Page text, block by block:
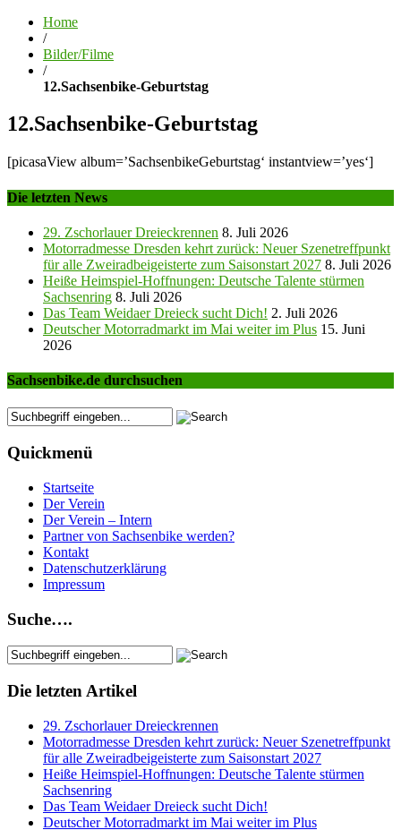
Home
/
Bilder/Filme
/
12.Sachsenbike-Geburtstag
12.Sachsenbike-Geburtstag
[picasaView album=’SachsenbikeGeburtstag‘ instantview=’yes‘]
Die letzten News
29. Zschorlauer Dreieckrennen 8. Juli 2026
Motorradmesse Dresden kehrt zurück: Neuer Szenetreffpunkt
für alle Zweiradbeigeisterte zum Saisonstart 2027 8. Juli 2026
Heiße Heimspiel-Hoffnungen: Deutsche Talente stürmen
Sachsenring 8. Juli 2026
Das Team Weidaer Dreieck sucht Dich! 2. Juli 2026
Deutscher Motorradmarkt im Mai weiter im Plus 15. Juni
2026
Sachsenbike.de durchsuchen
Quickmenü
Startseite
Der Verein
Der Verein – Intern
Partner von Sachsenbike werden?
Kontakt
Datenschutzerklärung
Impressum
Suche….
Die letzten Artikel
29. Zschorlauer Dreieckrennen
Motorradmesse Dresden kehrt zurück: Neuer Szenetreffpunkt
für alle Zweiradbeigeisterte zum Saisonstart 2027
Heiße Heimspiel-Hoffnungen: Deutsche Talente stürmen
Sachsenring
Das Team Weidaer Dreieck sucht Dich!
Deutscher Motorradmarkt im Mai weiter im Plus